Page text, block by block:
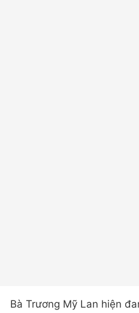
Bà Trương Mỹ Lan hiện